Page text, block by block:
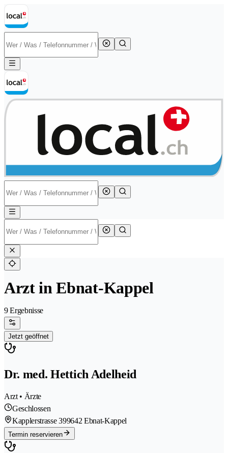
Arzt in Ebnat-Kappel
9 Ergebnisse
Jetzt geöffnet
Dr. med. Hettich Adelheid
Arzt • Ärzte
Geschlossen
Kapplerstrasse 399642 Ebnat-Kappel
Termin reservieren